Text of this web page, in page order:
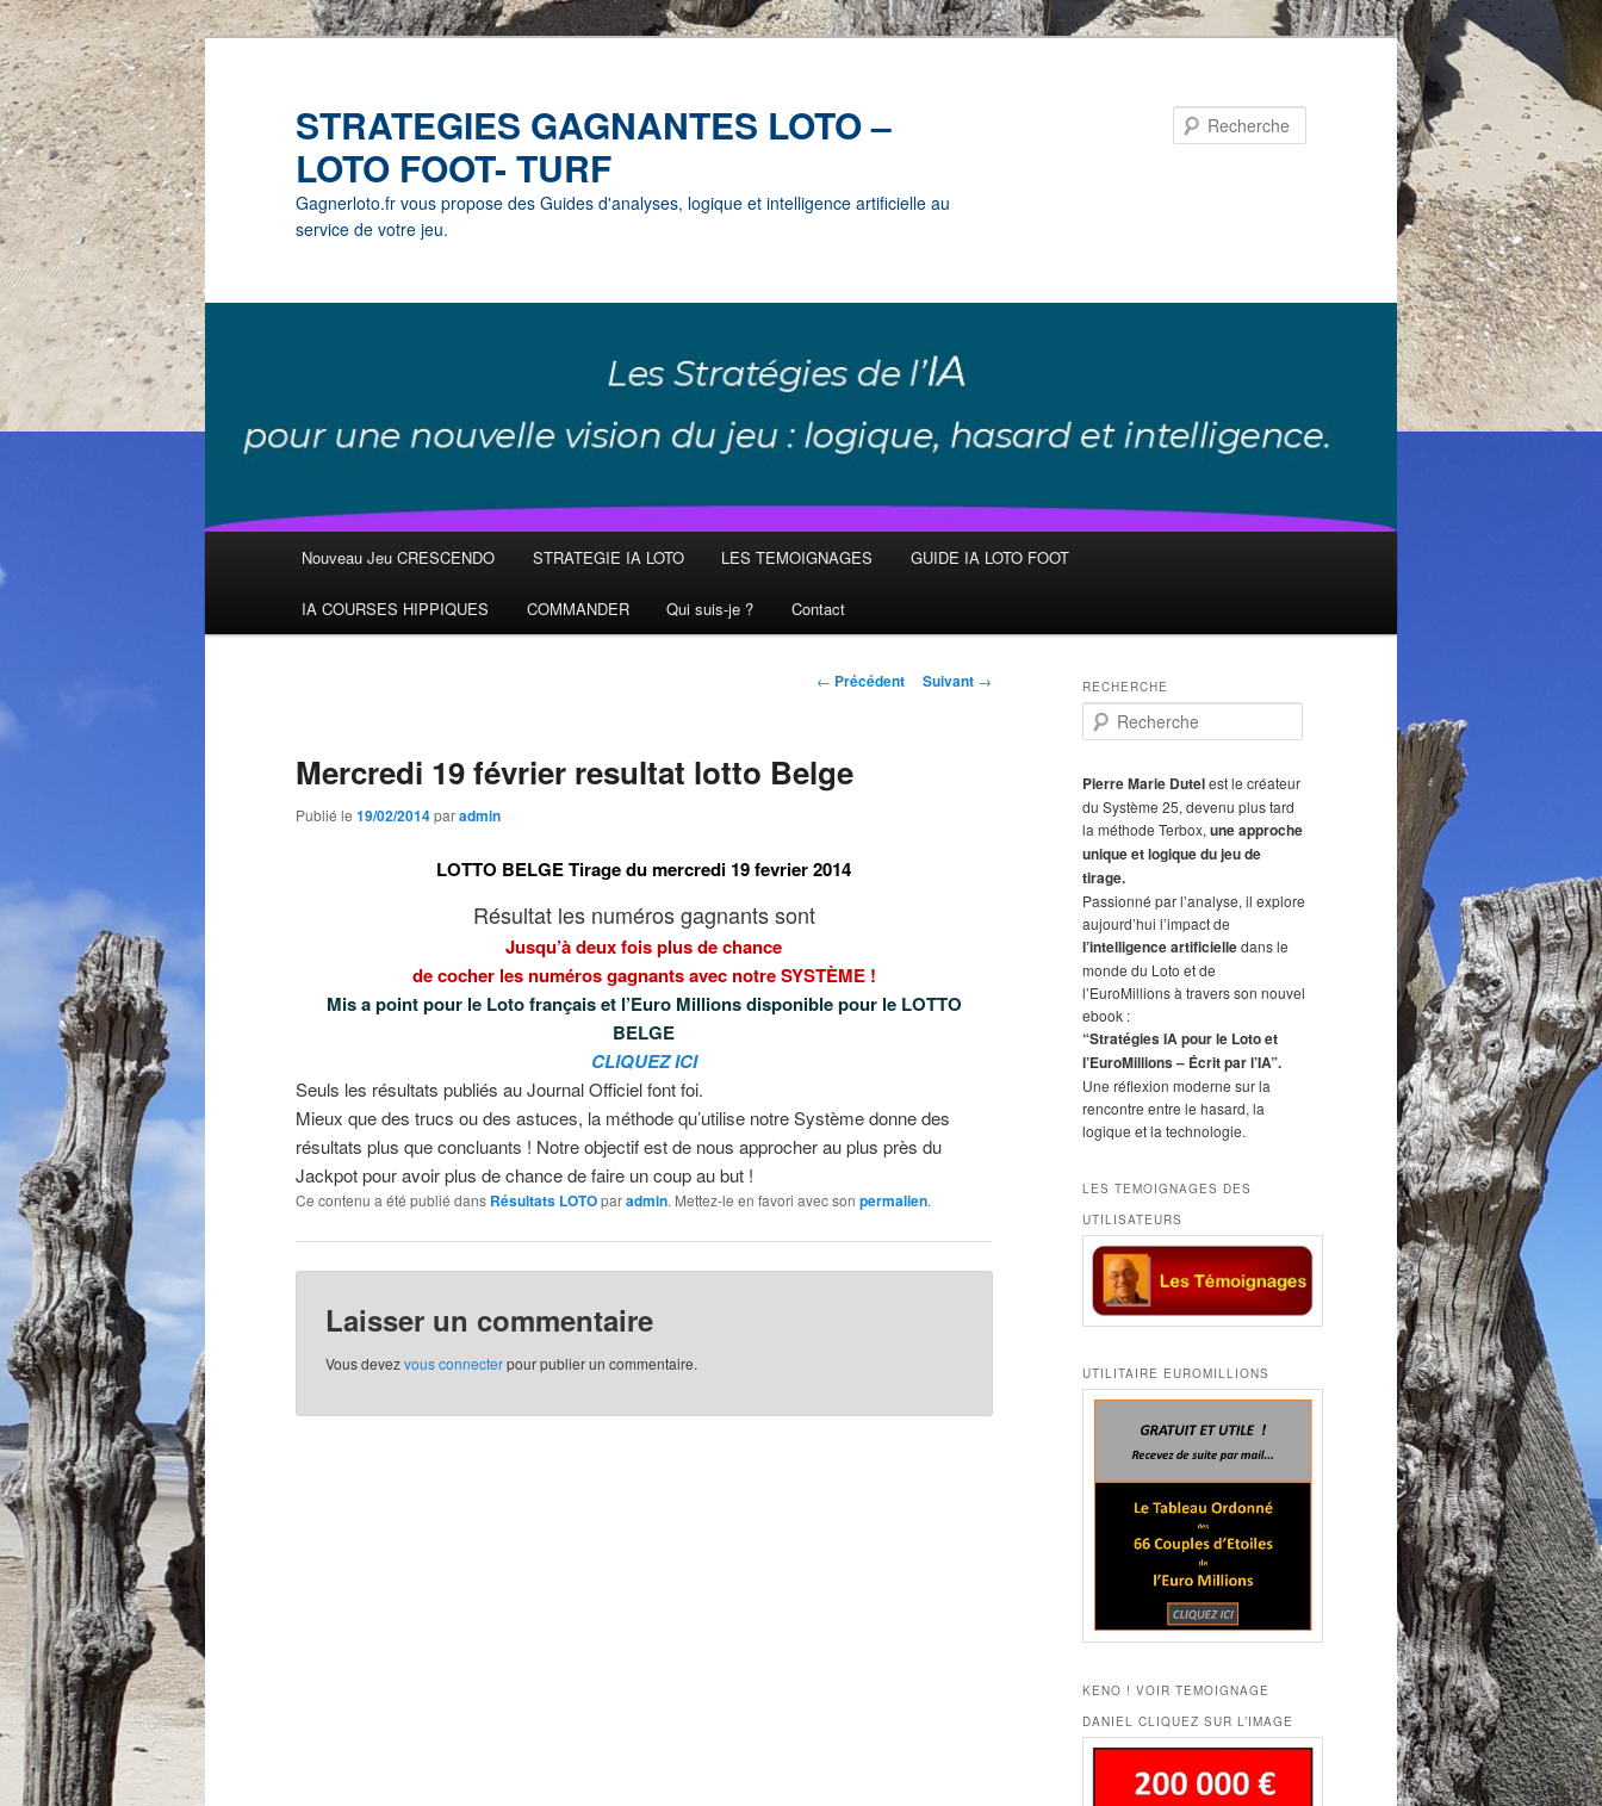
STRATEGIES GAGNANTES LOTO –
LOTO FOOT- TURF
Gagnerloto.fr vous propose des Guides d'analyses, logique et intelligence artificielle au
service de votre jeu.
Aller
au
Nouveau Jeu CRESCENDO STRATEGIE IA LOTO LES TEMOIGNAGES GUIDE IA LOTO FOOT
IA COURSES HIPPIQUES COMMANDER Qui suis-je ? Contact
Navigation
← Précédent Suivant →
Mercredi 19 février resultat lotto Belge
Publié le 19/02/2014paradmin
LOTTO BELGE Tirage du mercredi 19 fevrier 2014
Résultat les numéros gagnants sont
Jusqu’à deux fois plus de chance
de cocher les numéros gagnants avec notre SYSTÈME !
Mis a point pour le Loto français et l’Euro Millions disponible pour le LOTTO
BELGE
CLIQUEZ ICI
Seuls les résultats publiés au Journal Officiel font foi.
Mieux que des trucs ou des astuces, la méthode qu’utilise notre Système donne des
résultats plus que concluants ! Notre objectif est de nous approcher au plus près du
Jackpot pour avoir plus de chance de faire un coup au but !
Ce contenu a été publié dans Résultats LOTOparadmin. Mettez-le en favori avec son permalien.
Laisser un commentaire
Vous devezvous connecterpour publier un commentaire.
RECHERCHE
e
h
e
r
c
h
e
Pierre Marie Dutelest le créateur
du Système 25, devenu plus tard
la méthode Terbox, une approche
unique et logique du jeu de
tirage.
Passionné par l’analyse, il explore
aujourd’hui l’impact de
l’intelligence artificielledans le
monde du Loto et de
l’EuroMillions à travers son nouvel
ebook :
“Stratégies IA pour le Loto et
l’EuroMillions – Écrit par l’IA”.
Une réflexion moderne sur la
rencontre entre le hasard, la
logique et la technologie.
LES TEMOIGNAGES DES
UTILISATEURS
UTILITAIRE EUROMILLIONS
KENO ! VOIR TEMOIGNAGE
DANIEL CLIQUEZ SUR L’IMAGE